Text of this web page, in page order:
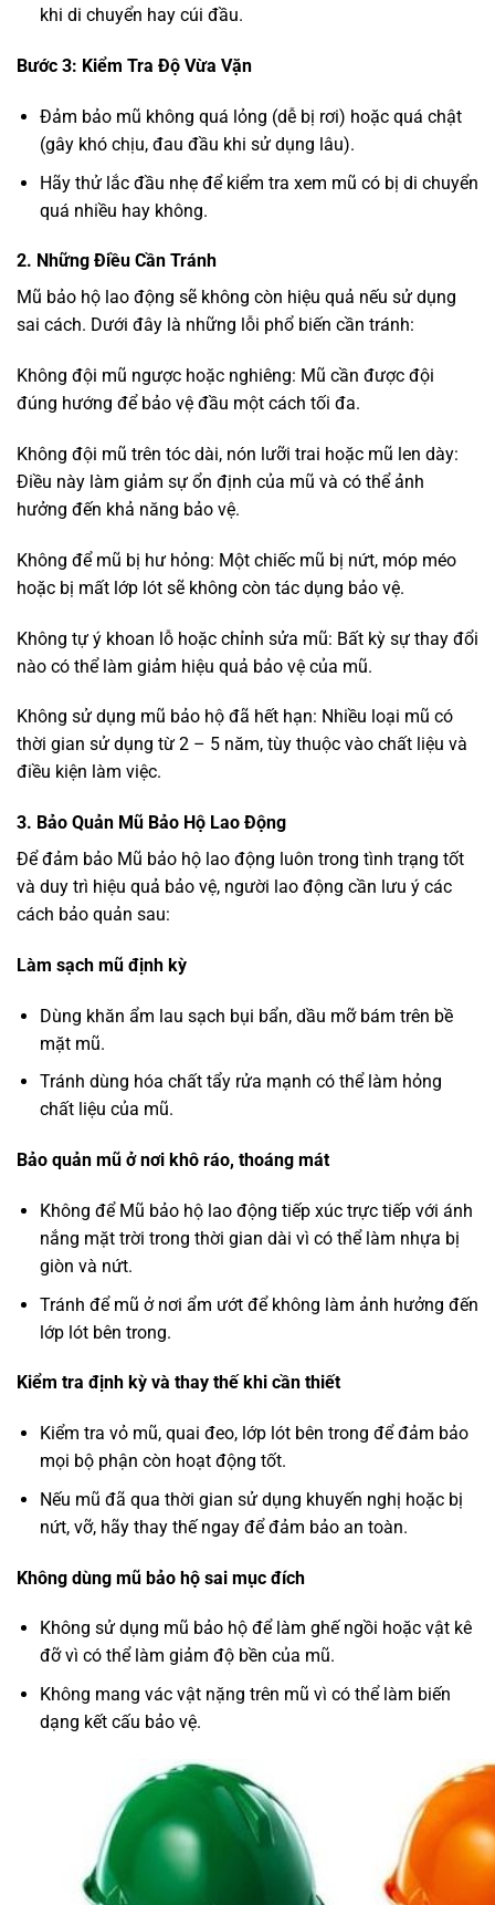
khi di chuyển hay cúi đầu.
Bước 3: Kiểm Tra Độ Vừa Vặn
Đảm bảo mũ không quá lỏng (dễ bị rơi) hoặc quá chật
(gây khó chịu, đau đầu khi sử dụng lâu).
Hãy thử lắc đầu nhẹ để kiểm tra xem mũ có bị di chuyển
quá nhiều hay không.
2. Những Điều Cần Tránh
Mũ bảo hộ lao động sẽ không còn hiệu quả nếu sử dụng
sai cách. Dưới đây là những lỗi phổ biến cần tránh:
Không đội mũ ngược hoặc nghiêng: Mũ cần được đội
đúng hướng để bảo vệ đầu một cách tối đa.
Không đội mũ trên tóc dài, nón lưỡi trai hoặc mũ len dày:
Điều này làm giảm sự ổn định của mũ và có thể ảnh
hưởng đến khả năng bảo vệ.
Không để mũ bị hư hỏng: Một chiếc mũ bị nứt, móp méo
hoặc bị mất lớp lót sẽ không còn tác dụng bảo vệ.
Không tự ý khoan lỗ hoặc chỉnh sửa mũ: Bất kỳ sự thay đổi
nào có thể làm giảm hiệu quả bảo vệ của mũ.
Không sử dụng mũ bảo hộ đã hết hạn: Nhiều loại mũ có
thời gian sử dụng từ 2 – 5 năm, tùy thuộc vào chất liệu và
điều kiện làm việc.
3. Bảo Quản Mũ Bảo Hộ Lao Động
Để đảm bảo Mũ bảo hộ lao động luôn trong tình trạng tốt
và duy trì hiệu quả bảo vệ, người lao động cần lưu ý các
cách bảo quản sau:
Làm sạch mũ định kỳ
Dùng khăn ẩm lau sạch bụi bẩn, dầu mỡ bám trên bề
mặt mũ.
Tránh dùng hóa chất tẩy rửa mạnh có thể làm hỏng
chất liệu của mũ.
Bảo quản mũ ở nơi khô ráo, thoáng mát
Không để Mũ bảo hộ lao động tiếp xúc trực tiếp với ánh
nắng mặt trời trong thời gian dài vì có thể làm nhựa bị
giòn và nứt.
Tránh để mũ ở nơi ẩm ướt để không làm ảnh hưởng đến
lớp lót bên trong.
Kiểm tra định kỳ và thay thế khi cần thiết
Kiểm tra vỏ mũ, quai đeo, lớp lót bên trong để đảm bảo
mọi bộ phận còn hoạt động tốt.
Nếu mũ đã qua thời gian sử dụng khuyến nghị hoặc bị
nứt, vỡ, hãy thay thế ngay để đảm bảo an toàn.
Không dùng mũ bảo hộ sai mục đích
Không sử dụng mũ bảo hộ để làm ghế ngồi hoặc vật kê
đỡ vì có thể làm giảm độ bền của mũ.
Không mang vác vật nặng trên mũ vì có thể làm biến
dạng kết cấu bảo vệ.